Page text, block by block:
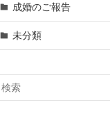
成婚のご報告
未分類